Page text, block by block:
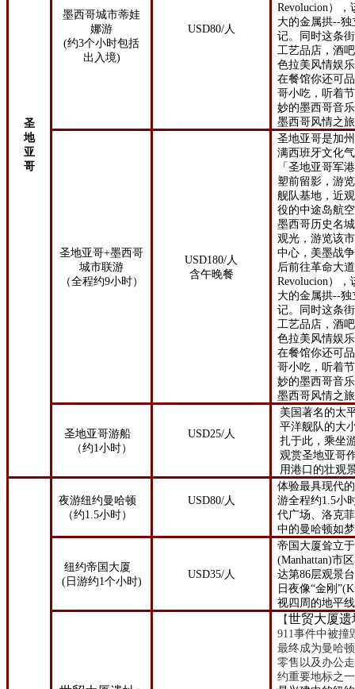
圣
地
亚
哥
墨西哥城市蒂娃
娜游
(约3个小时包括
出入境)
USD80/人
Revolucion ）
大的金属拱--
记。同时这条
工艺品店，酒
色拉美风情娱
在餐馆你还可
哥小吃，听着
妙的墨西哥音
墨西哥风情之
圣地亚哥+墨西哥
城市联游
（全程约9小时）
USD180/人
含午晚餐
圣地亚哥是加
满西班牙文化
「圣地亚哥军
塑前留影，游
舰队基地，近
役的中途岛航
墨西哥历史名
观光，游览该
中心，美墨战
后前往革命大道
Revolucion ）
大的金属拱--
记。同时这条
工艺品店，酒
色拉美风情娱
在餐馆你还可
哥小吃，听着
妙的墨西哥音
墨西哥风情之
圣地亚哥游船
（约1 小时）
USD25/人
美国著名的太
平洋舰队的大
扎于此，乘坐
观赏圣地亚哥
用港口的壮观
夜游纽约曼哈顿
（约1.5小时）
USD80/人
体验最具现代
游全程约1.5小
代广场、洛克
中的曼哈顿如
纽约帝国大厦
(日游约1 个小时)
USD35/人
帝国大厦耸立
(Manhattan)市
达第86层观景
日夜像“金刚
视四周的地平
【世贸大厦遗
911事件中被撞
最终成为曼哈
零售以及办公
约重要地标之